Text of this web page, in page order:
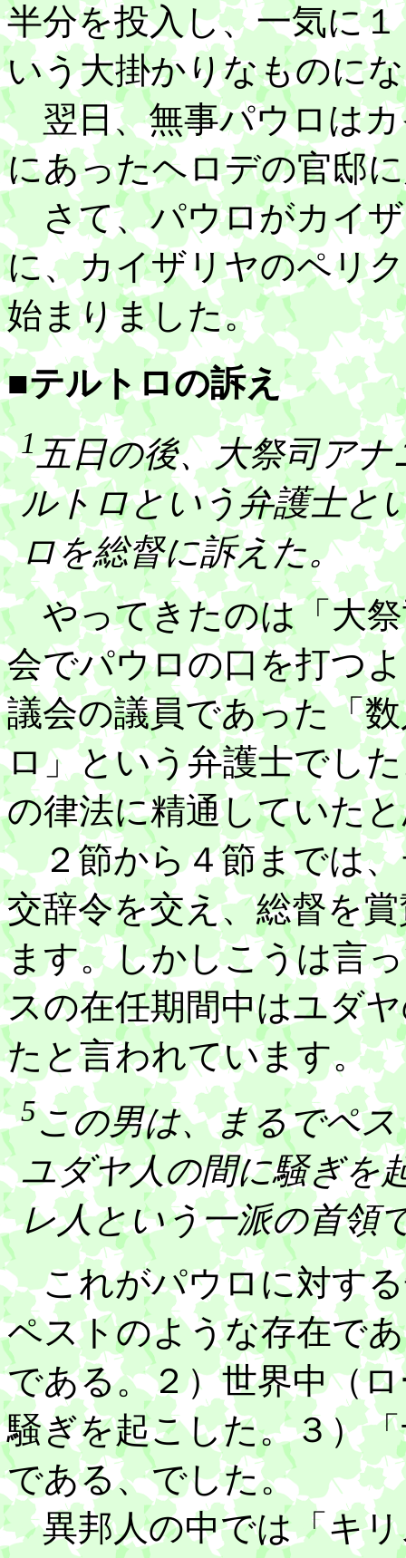
半分を投入し、一気に
いう大掛かりなものに
翌日、無事パウロはカ
にあったヘロデの官邸
さて、パウロがカイザ
に、カイザリヤのペリ
始まりました。
■テルトロの訴え
1五日の後、大祭司ア
ルトロという弁護士と
ロを総督に訴えた。
やってきたのは「大祭
会でパウロの口を打つ
議会の議員であった「
ロ」という弁護士でし
の律法に精通していた
２節から４節までは、
交辞令を交え、総督を
ます。しかしこうは言
スの在任期間中はユダ
たと言われています。
5この男は、まるでペ
ユダヤ人の間に騒ぎを
レ人という一派の首領
これがパウロに対する
ペストのような存在で
である。２）世界中（
騒ぎを起こした。３）
である、でした。
異邦人の中では「キリ